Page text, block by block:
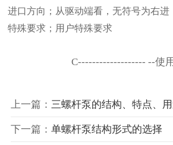
进口方向；从驱动端看，无符号为右进
特殊要求；用户特殊要求
C------------------- --使
上一篇： 三螺杆泵的结构、特点、
下一篇： 单螺杆泵结构形式的选择